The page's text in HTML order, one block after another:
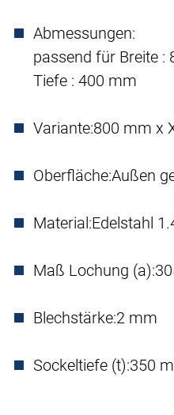
Abmessungen:
passend für Breite
Tiefe : 400 mm
Variante:800 mm x
Oberfläche:Außen
Material:Edelstahl
Maß Lochung (a):
Blechstärke:2 mm
Sockeltiefe (t):350